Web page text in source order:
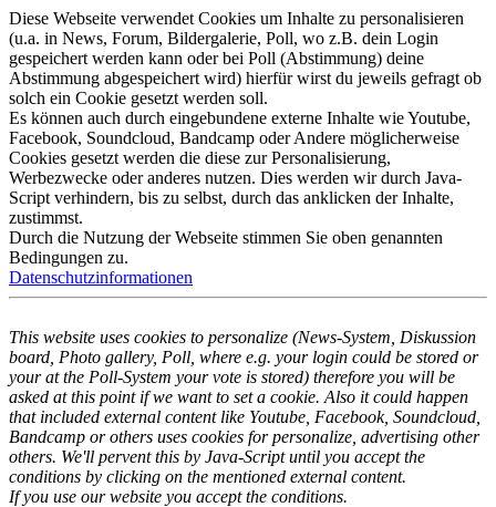
Diese Webseite verwendet Cookies um Inhalte zu personalisieren
(u.a. in News, Forum, Bildergalerie, Poll, wo z.B. dein Login
gespeichert werden kann oder bei Poll (Abstimmung) deine
Abstimmung abgespeichert wird) hierfür wirst du jeweils gefragt ob
solch ein Cookie gesetzt werden soll.
Es können auch durch eingebundene externe Inhalte wie Youtube,
Facebook, Soundcloud, Bandcamp oder Andere möglicherweise
Cookies gesetzt werden die diese zur Personalisierung,
Werbezwecke oder anderes nutzen. Dies werden wir durch Java-
Script verhindern, bis zu selbst, durch das anklicken der Inhalte,
zustimmst.
Durch die Nutzung der Webseite stimmen Sie oben genannten
Bedingungen zu.
Datenschutzinformationen
This website uses cookies to personalize (News-System, Diskussion
board, Photo gallery, Poll, where e.g. your login could be stored or
your at the Poll-System your vote is stored) therefore you will be
asked at this point if we want to set a cookie. Also it could happen
that included external content like Youtube, Facebook, Soundcloud,
Bandcamp or others uses cookies for personalize, advertising other
others. We'll pervent this by Java-Script until you accept the
conditions by clicking on the mentioned external content.
If you use our website you accept the conditions.